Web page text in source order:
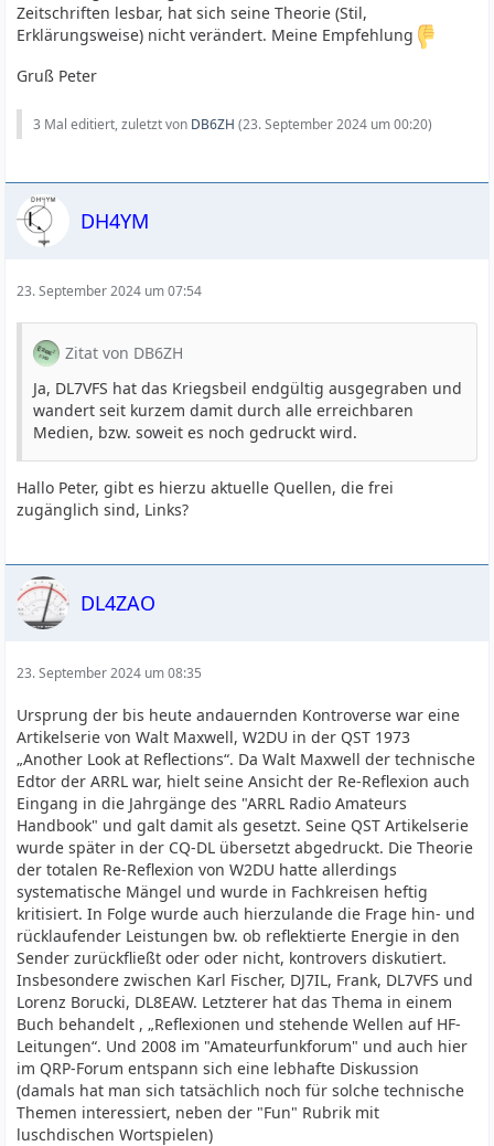
Zeitschriften lesbar, hat sich seine Theorie (Stil,
Erklärungsweise) nicht verändert. Meine Empfehlung
Gruß Peter
3 Mal editiert, zuletzt von DB6ZH (23. September 2024 um 00:20)
DH4YM
23. September 2024 um 07:54
Zitat von DB6ZH
Ja, DL7VFS hat das Kriegsbeil endgültig ausgegraben und
wandert seit kurzem damit durch alle erreichbaren
Medien, bzw. soweit es noch gedruckt wird.
Hallo Peter, gibt es hierzu aktuelle Quellen, die frei
zugänglich sind, Links?
DL4ZAO
23. September 2024 um 08:35
Ursprung der bis heute andauernden Kontroverse war eine
Artikelserie von Walt Maxwell, W2DU in der QST 1973
„Another Look at Reflections“. Da Walt Maxwell der technische
Edtor der ARRL war, hielt seine Ansicht der Re-Reflexion auch
Eingang in die Jahrgänge des "ARRL Radio Amateurs
Handbook" und galt damit als gesetzt. Seine QST Artikelserie
wurde später in der CQ-DL übersetzt abgedruckt. Die Theorie
der totalen Re-Reflexion von W2DU hatte allerdings
systematische Mängel und wurde in Fachkreisen heftig
kritisiert. In Folge wurde auch hierzulande die Frage hin- und
rücklaufender Leistungen bw. ob reflektierte Energie in den
Sender zurückfließt oder oder nicht, kontrovers diskutiert.
Insbesondere zwischen Karl Fischer, DJ7IL, Frank, DL7VFS und
Lorenz Borucki, DL8EAW. Letzterer hat das Thema in einem
Buch behandelt , „Reflexionen und stehende Wellen auf HF-
Leitungen“. Und 2008 im "Amateurfunkforum" und auch hier
im QRP-Forum entspann sich eine lebhafte Diskussion
(damals hat man sich tatsächlich noch für solche technische
Themen interessiert, neben der "Fun" Rubrik mit
luschdischen Wortspielen)